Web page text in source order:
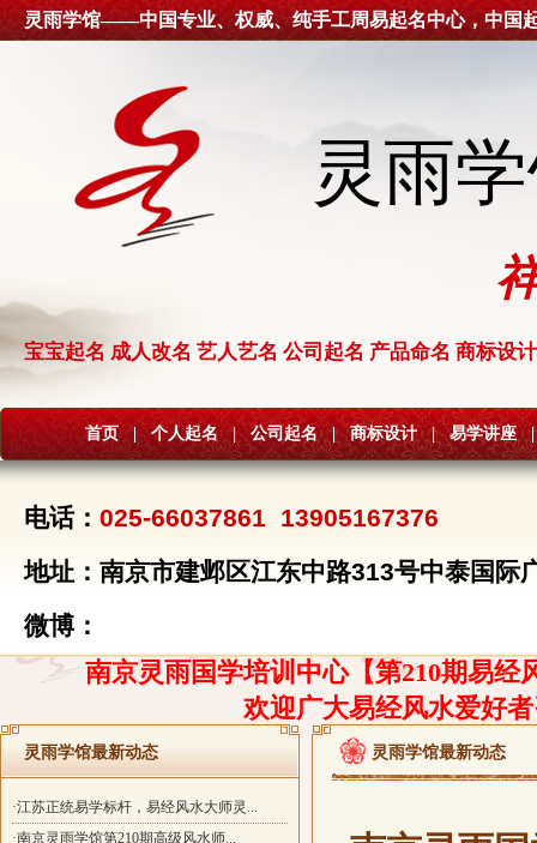
灵雨学馆——中国专业、权威、纯手工周易起名中心，中国
灵雨
宝宝起名 成人改名 艺人艺名 公司起名 产品命名 商标设计
首页 | 个人起名 | 公司起名 | 商标设计 | 易学讲座 |
电话： 025-66037861 13905167376
地址：南京市建邺区江东中路313号中泰国际
微博：
南京灵雨国学培训中心【第210期易经
欢迎广大易经风水爱好
灵雨学馆最新动态
·江苏正统易学标杆，易经风水大师灵...
·南京灵雨学馆第210期高级风水师...
灵雨学馆最新动态